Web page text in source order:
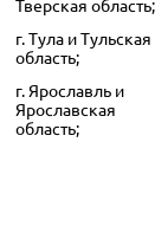
Тверская область;
г. Тула и Тульская
область;
г. Ярославль и
Ярославская
область;